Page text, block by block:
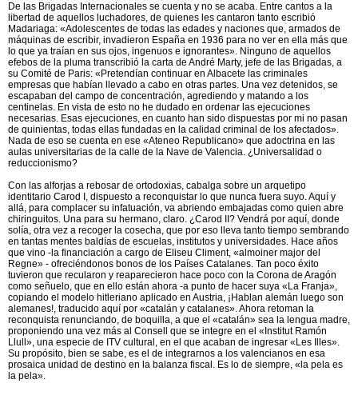
De las Brigadas Internacionales se cuenta y no se acaba. Entre cantos a la
libertad de aquellos luchadores, de quienes les cantaron tanto escribió
Madariaga: «Adolescentes de todas las edades y naciones que, armados de
máquinas de escribir, invadieron España en 1936 para no ver en ella más que
lo que ya traían en sus ojos, ingenuos e ignorantes». Ninguno de aquellos
efebos de la pluma transcribió la carta de André Marty, jefe de las Brigadas, a
su Comité de Paris: «Pretendían continuar en Albacete las criminales
empresas que habían llevado a cabo en otras partes. Una vez detenidos, se
escapaban del campo de concentración, agrediendo y matando a los
centinelas. En vista de esto no he dudado en ordenar las ejecuciones
necesarias. Esas ejecuciones, en cuanto han sido dispuestas por mi no pasan
de quinientas, todas ellas fundadas en la calidad criminal de los afectados».
Nada de eso se cuenta en ese «Ateneo Republicano» que adoctrina en las
aulas universitarias de la calle de la Nave de Valencia. ¿Universalidad o
reduccionismo?
Con las alforjas a rebosar de ortodoxias, cabalga sobre un arquetipo
identitario Carod I, dispuesto a reconquistar lo que nunca fuera suyo. Aquí y
allá, para complacer su infatuación, va abriendo embajadas como quien abre
chiringuitos. Una para su hermano, claro. ¿Carod II? Vendrá por aquí, donde
solía, otra vez a recoger la cosecha, que por eso lleva tanto tiempo sembrando
en tantas mentes baldías de escuelas, institutos y universidades. Hace años
que vino -la financiación a cargo de Eliseu Climent, «almoiner major del
Regne» - ofreciéndonos bonos de los Países Catalanes. Tan poco éxito
tuvieron que recularon y reaparecieron hace poco con la Corona de Aragón
como señuelo, que en ello están ahora -a punto de hacer suya «La Franja»,
copiando el modelo hitleriano aplicado en Austria, ¡Hablan alemán luego son
alemanes!, traducido aquí por «catalán y catalanes». Ahora retoman la
reconquista renunciando, de boquilla, a que el «catalán» sea la lengua madre,
proponiendo una vez más al Consell que se integre en el «Institut Ramón
Llull», una especie de ITV cultural, en el que acaban de ingresar «Les Illes».
Su propósito, bien se sabe, es el de integrarnos a los valencianos en esa
prosaica unidad de destino en la balanza fiscal. Es lo de siempre, «la pela es
la pela».